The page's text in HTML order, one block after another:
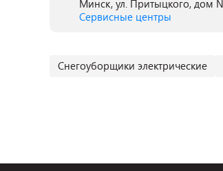
Минск, ул. Притыцкого, дом
Сервисные центры
Снегоуборщики электрические